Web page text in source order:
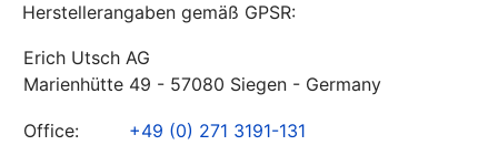
Herstellerangaben gemäß GPSR:
Erich Utsch AG
Marienhütte 49 - 57080 Siegen - Germany
Office: +49 (0) 271 3191-131